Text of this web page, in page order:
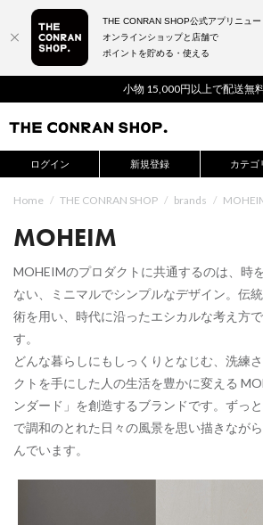
小物 15,000円以上で配送無
ログイン 新規登録 カテゴ
Home / THE CONRAN SHOP / brands /
MOHEIM
MOHEIMのプロダクトに共通するのは、時
ない、ミニマルでシンプルなデザイン。伝
術を用い、時代に沿ったエシカルな考え方
す。
どんな暮らしにもしっくりとなじむ、洗練
クトを手にした人の生活を豊かに変える
ンダード」を創造するブランドです。ずっ
で調和のとれた日々の風景を思い描きなが
んでいます。
THE CONRAN SHOP公式アプリニュー
オンラインショップと店舗で
ポイントを貯める・使える